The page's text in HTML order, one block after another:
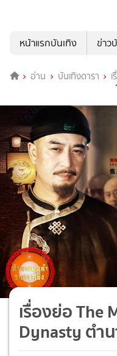
หน้าแรกบันเทิง
ข่าว
อ่าน บันเทิงดารา
Merchant of Qing Dynasty
เรื่องย่อ The
Dynasty ตำ